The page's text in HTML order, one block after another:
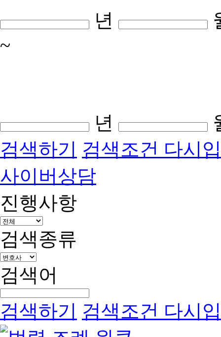
년
~
년
검색하기 검색조건 다시
사이버상담
진행사항
검색종류
검색어
검색하기 검색조건 다시